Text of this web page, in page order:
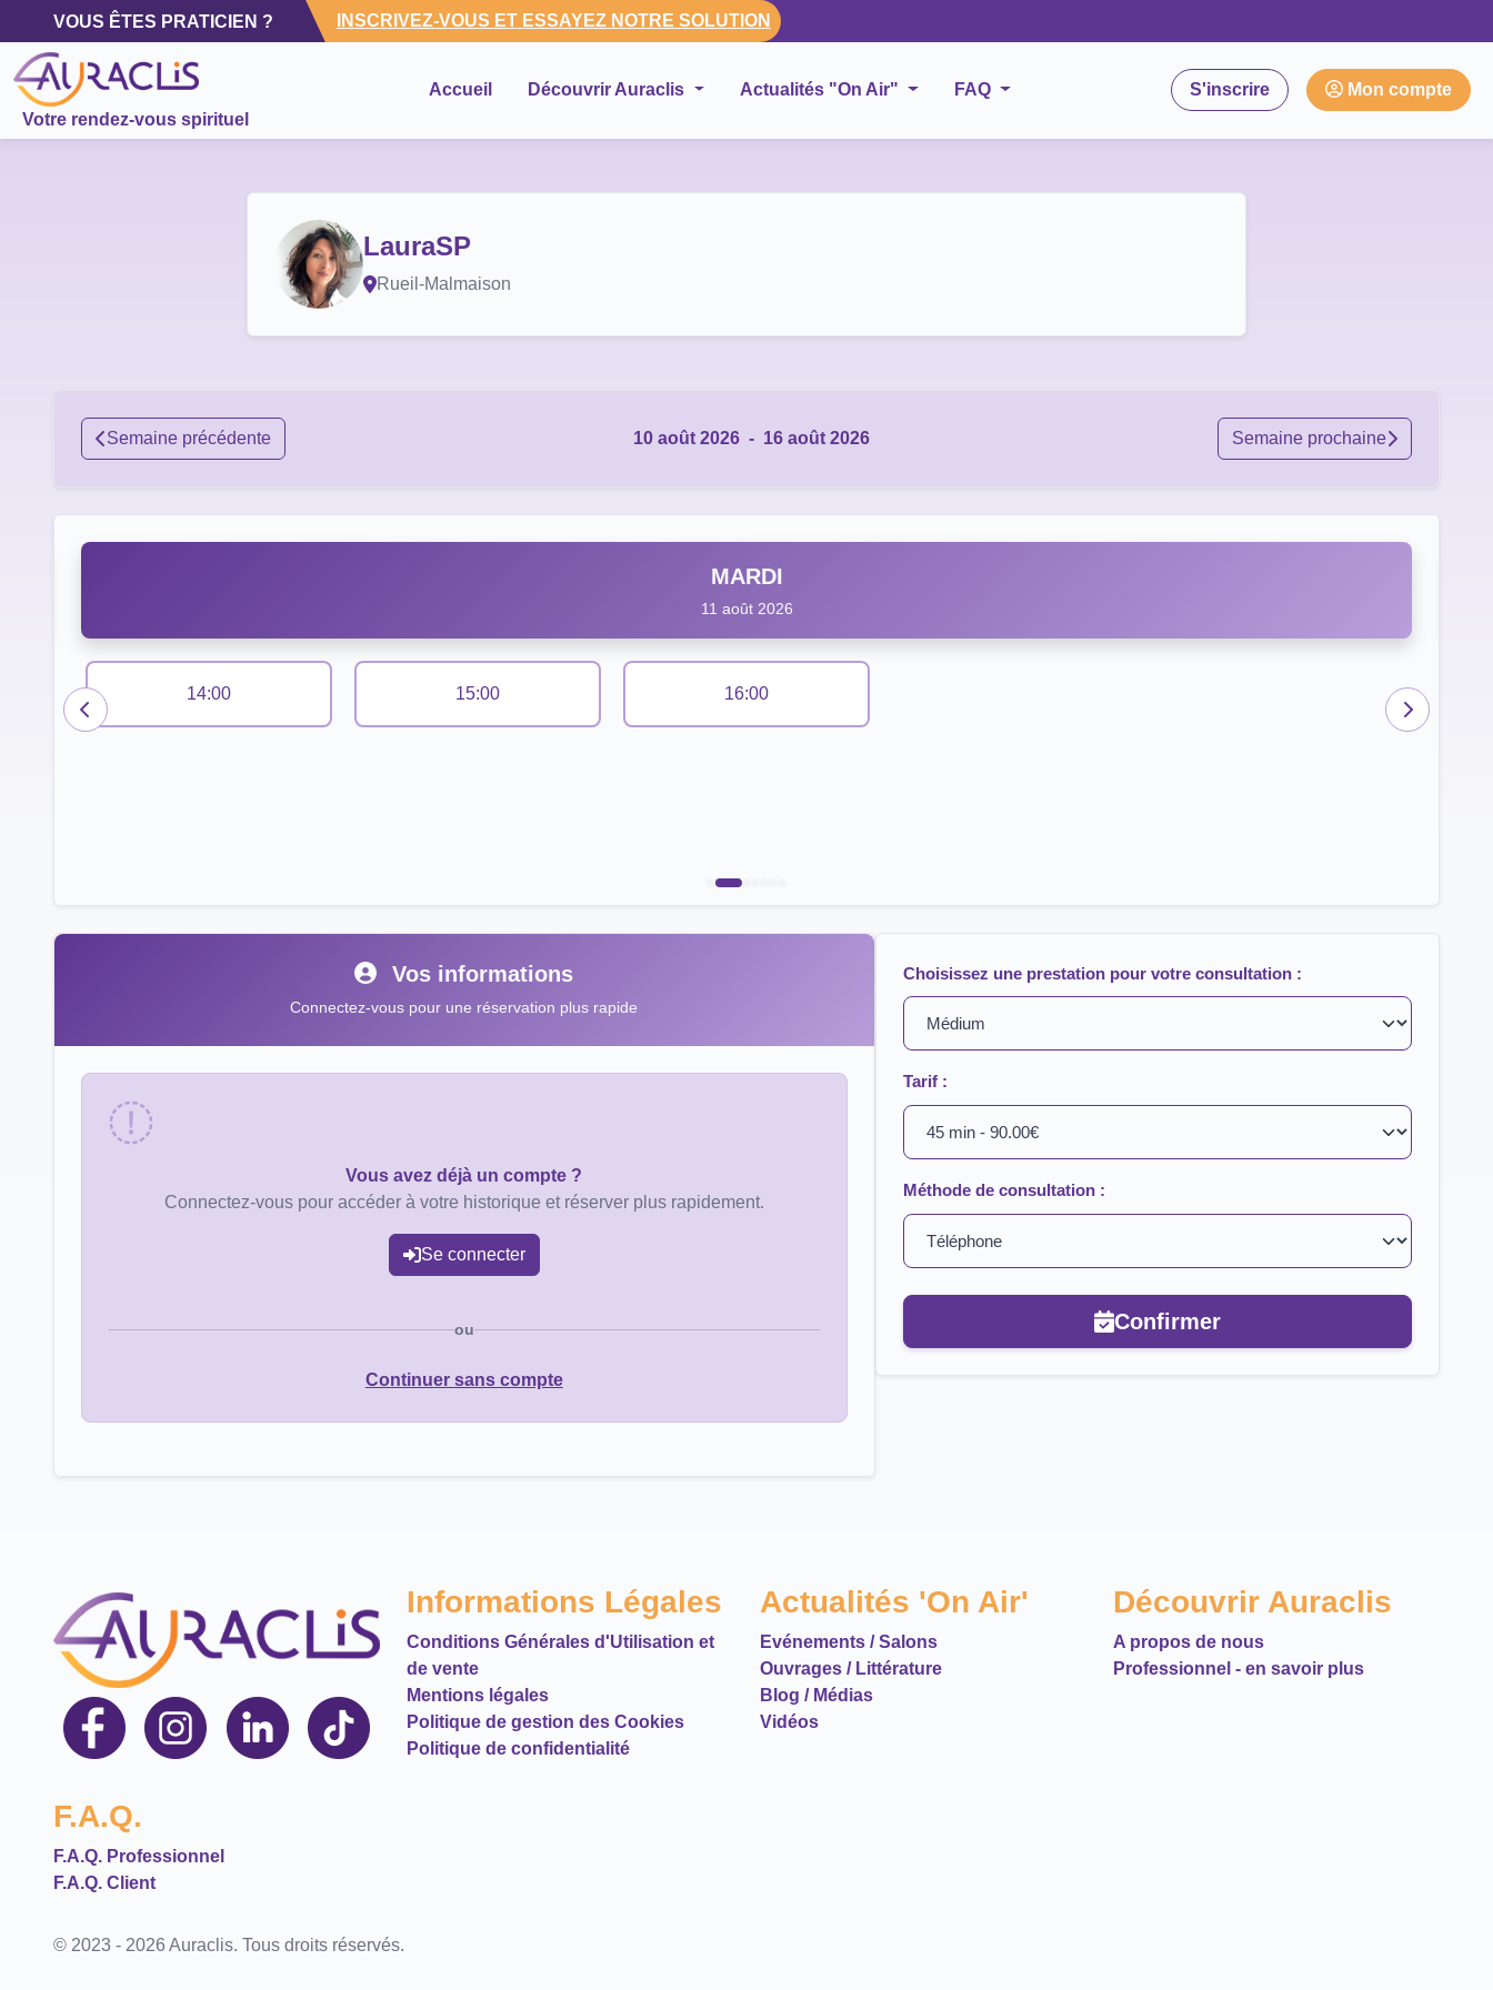
VOUS ÊTES PRATICIEN ? INSCRIVEZ-VOUS ET ESSAYEZ NOTRE SOLUTION
Votre rendez-vous spirituel
Accueil Découvrir Auraclis Actualités "On Air" FAQ S'inscrire Mon compte
LauraSP
Rueil-Malmaison
Semaine précédente 10 août 2026 - 16 août 2026 Semaine prochaine
MARDI
11 août 2026
14:00 15:00 16:00
Vos informations
Connectez-vous pour une réservation plus rapide
Vous avez déjà un compte ?
Connectez-vous pour accéder à votre historique et réserver plus rapidement.
Se connecter
ou
Continuer sans compte
Choisissez une prestation pour votre consultation :
Tarif :
Méthode de consultation :
Confirmer
Informations Légales
Conditions Générales d'Utilisation et
de vente
Mentions légales
Politique de gestion des Cookies
Politique de confidentialité
Actualités 'On Air'
Evénements / Salons
Ouvrages / Littérature
Blog / Médias
Vidéos
Découvrir Auraclis
A propos de nous
Professionnel - en savoir plus
F.A.Q.
F.A.Q. Professionnel
F.A.Q. Client
© 2023 - 2026 Auraclis. Tous droits réservés.